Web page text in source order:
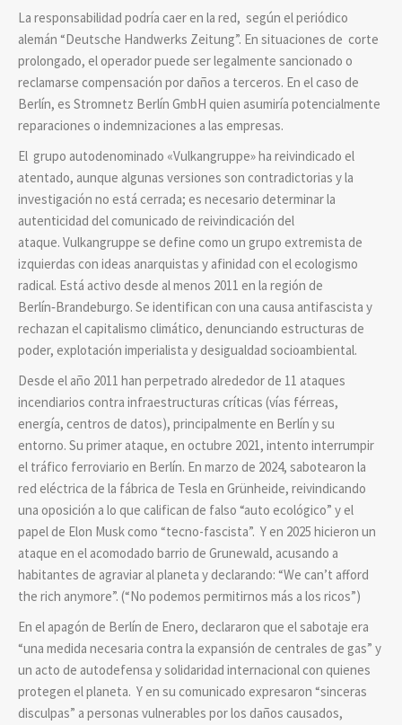
La responsabilidad podría caer en la red, según el periódico
alemán “Deutsche Handwerks Zeitung”. En situaciones de corte
prolongado, el operador puede ser legalmente sancionado o
reclamarse compensación por daños a terceros. En el caso de
Berlín, es Stromnetz Berlín GmbH quien asumiría potencialmente
reparaciones o indemnizaciones a las empresas.
El grupo autodenominado «Vulkangruppe» ha reivindicado el
atentado, aunque algunas versiones son contradictorias y la
investigación no está cerrada; es necesario determinar la
autenticidad del comunicado de reivindicación del
ataque. Vulkangruppe se define como un grupo extremista de
izquierdas con ideas anarquistas y afinidad con el ecologismo
radical. Está activo desde al menos 2011 en la región de
Berlín‑Brandeburgo. Se identifican con una causa antifascista y
rechazan el capitalismo climático, denunciando estructuras de
poder, explotación imperialista y desigualdad socioambiental.
Desde el año 2011 han perpetrado alrededor de 11 ataques
incendiarios contra infraestructuras críticas (vías férreas,
energía, centros de datos), principalmente en Berlín y su
entorno. Su primer ataque, en octubre 2021, intento interrumpir
el tráfico ferroviario en Berlín. En marzo de 2024, sabotearon la
red eléctrica de la fábrica de Tesla en Grünheide, reivindicando
una oposición a lo que califican de falso “auto ecológico” y el
papel de Elon Musk como “tecno-fascista”. Y en 2025 hicieron un
ataque en el acomodado barrio de Grunewald, acusando a
habitantes de agraviar al planeta y declarando: “We can’t afford
the rich anymore”. (“No podemos permitirnos más a los ricos”)
En el apagón de Berlín de Enero, declararon que el sabotaje era
“una medida necesaria contra la expansión de centrales de gas” y
un acto de autodefensa y solidaridad internacional con quienes
protegen el planeta. Y en su comunicado expresaron “sinceras
disculpas” a personas vulnerables por los daños causados,